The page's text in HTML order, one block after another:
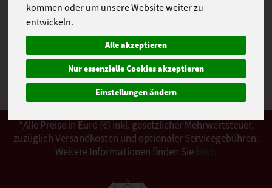
kommen oder um unsere Website weiter zu
entwickeln.
Alle akzeptieren
Nur essenzielle Cookies akzeptieren
Einstellungen ändern
Das von Ihnen gesuchte Produkt ist leider zur Zeit nicht
*Alle Preise in Euro (€) inkl. gesetzlicher Mehrwertsteuer,
zuzüglich Versandkosten und optionaler Servicegebühren.
Weitere Informationen finden Sie
.